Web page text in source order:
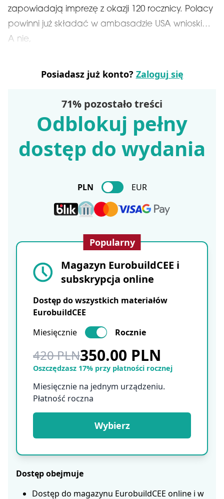
zapowiadają imprezę z okazji 120 rocznicy. Polacy
powinni już składać w ambasadzie USA wnioski…
A nie,
Posiadasz już konto? Zaloguj się
71% pozostało treści
Odblokuj pełny
dostęp do wydania
PLN EUR
Popularny
Magazyn EurobuildCEE i
subskrypcja online
Dostęp do wszystkich materiałów
EurobuildCEE
Miesięcznie
Rocznie
420 PLN350.00 PLN
Oszczędzasz 17% przy płatności rocznej
Miesięcznie na jednym urządzeniu.
Płatność roczna
Wybierz
Dostęp obejmuje
Dostęp do magazynu EurobuildCEE online i w